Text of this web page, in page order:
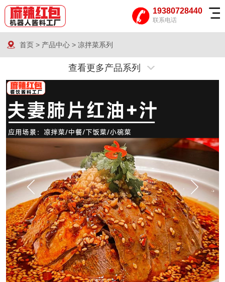
19380728440
联系电话
首页> 产品中心> 凉拌菜系列
查看更多产品系列